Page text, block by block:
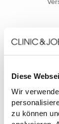
Diese
Wir
zu können